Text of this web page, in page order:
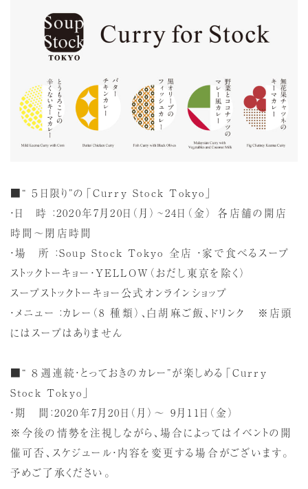
■“ ５日限り”の「Curry Stock Tokyo」
・日 時 ：2020年7月20日（月）~24日（金） 各店舗の開店
時間～閉店時間
・場 所 ：Soup Stock Tokyo 全店 ・家で食べるスープ
ストックトーキョー・YELLOW（おだし東京を除く）
スープストックトーキョー公式オンラインショップ
・メニュー ：カレー（8 種類）、白胡麻ご飯、ドリンク ※店頭
にはスープはありません
■“ ８週連続・とっておきのカレー”が楽しめる「Curry
Stock Tokyo」
・期 間：2020年7月20日（月）～ 9月11日（金）
※今後の情勢を注視しながら、場合によってはイベントの開
催可否、スケジュール・内容を変更する場合がございます。
予めご了承ください。